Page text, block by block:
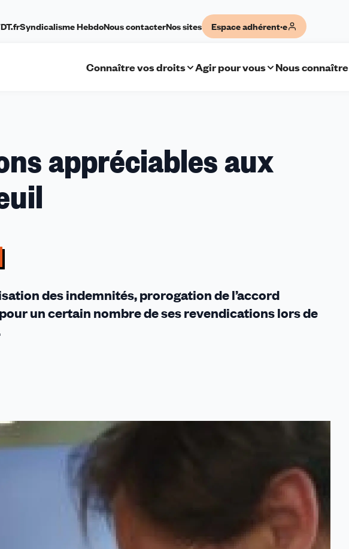
Syndicalisme HebdoNous contacterNos sites Espace adhérent·e
Connaître vos droits Agir pour vous Nous connaître
appréciables aux
des indemnités, prorogation de l’accord
un certain nombre de ses revendications lors de